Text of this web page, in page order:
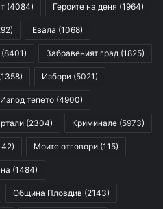
(4084) Героите на деня (1964)
Евала (1068)
(8401) Забравеният град (1825)
Избори (5021)
Изпод тепето (4900)
(2304) Криминале (5973)
Моите отговори (115)
(1484)
Община Пловдив (2143)